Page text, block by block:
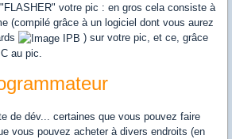
votre pic : en gros cela consiste à
(compilé grâce à un logiciel dont vous aurez
) sur votre pic, et ce, grâce
au pic.
de dév... certaines que vous pouvez faire
vous pouvez acheter à divers endroits (en